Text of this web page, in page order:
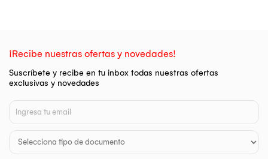
¡Recibe nuestras ofertas y novedades!
Suscríbete y recibe en tu inbox todas nuestras ofertas
exclusivas y novedades